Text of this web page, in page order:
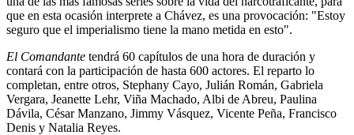
que en esta ocasión interprete a Chávez, es una provocación: "Estoy
seguro que el imperialismo tiene la mano metida en esto".
El Comandante tendrá 60 capítulos de una hora de duración y
contará con la participación de hasta 600 actores. El reparto lo
completan, entre otros, Stephany Cayo, Julián Román, Gabriela
Vergara, Jeanette Lehr, Viña Machado, Albi de Abreu, Paulina
Dávila, César Manzano, Jimmy Vásquez, Vicente Peña, Francisco
Denis y Natalia Reyes.